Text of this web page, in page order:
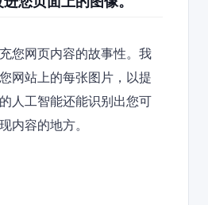
您网页内容的故事性。我
网站上的每张图片，以提
人工智能还能识别出您可
内容的地方。